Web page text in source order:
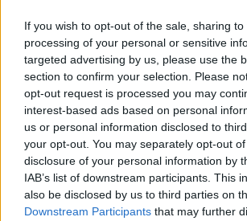
If you wish to opt-out of the sale, sharing
processing of your personal or sensitive
targeted advertising by us, please use the
section to confirm your selection. Please
opt-out request is processed you may
interest-based ads based on personal
us or personal information disclosed to
your opt-out. You may separately opt-out
disclosure of your personal information by
IAB’s list of downstream participants. This
also be disclosed by us to third parties on
Downstream Participants that may further
ΡΟΗ ΕΙΔΗΣΕΩΝ
ΕΙΔΗΣΕΙΣ 06 Αυγούστου 2026
ΕΟΔΥ: Σε χαμηλά επίπεδα COVID-19,